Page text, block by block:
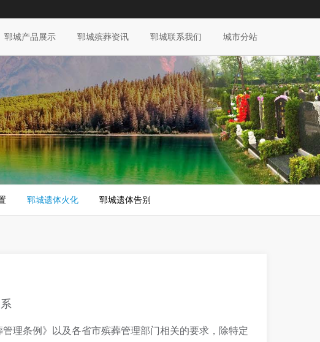
郓城产品展示 郓城殡葬资讯 郓城联系我们 城市分站
郓城遗体火化 郓城遗体告别
理条例》以及各省市殡葬管理部门相关的要求，除特定